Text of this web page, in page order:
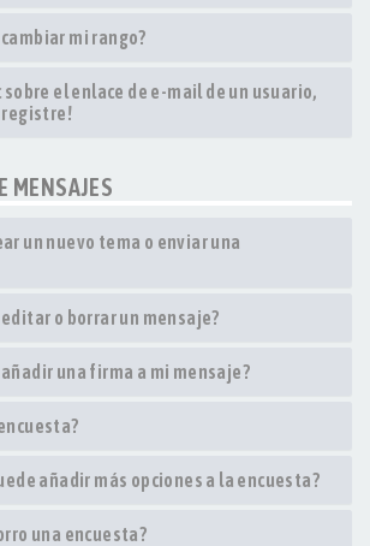
mi rango?
sobre el enlace de e-mail de un usuario,
registre!
MENSAJES
un nuevo tema o enviar una
o borrar un mensaje?
una firma a mi mensaje?
añadir más opciones a la encuesta?
una encuesta?